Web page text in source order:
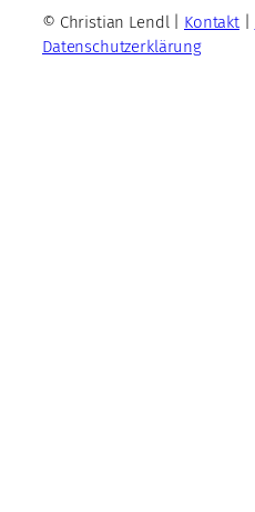
© Christian Lendl | Kontakt|
Datenschutzerklärung